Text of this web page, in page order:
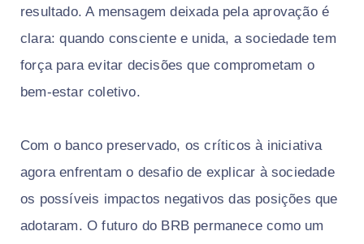
resultado. A mensagem deixada pela aprovação é
clara: quando consciente e unida, a sociedade tem
força para evitar decisões que comprometam o
bem-estar coletivo.
Com o banco preservado, os críticos à iniciativa
agora enfrentam o desafio de explicar à sociedade
os possíveis impactos negativos das posições que
adotaram. O futuro do BRB permanece como um